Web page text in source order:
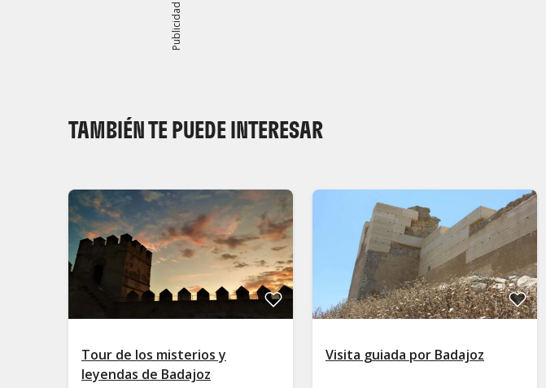
Publicidad
TAMBIÉN TE PUEDE INTERESAR
Tour de los misterios y
leyendas de Badajoz
Visita guiada por Badajoz